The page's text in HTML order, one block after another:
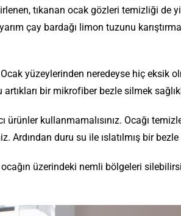
tıkanan ocak gözleri temizliği de
çay bardağı limon tuzunu
Ocak yüzeylerinden neredeyse hiç eksik
bir mikrofiber bezle silmek
ürünler kullanmamalısınız. Ocağı
Ardından duru su ile ıslatılmış bir
üzerindeki nemli bölgeleri